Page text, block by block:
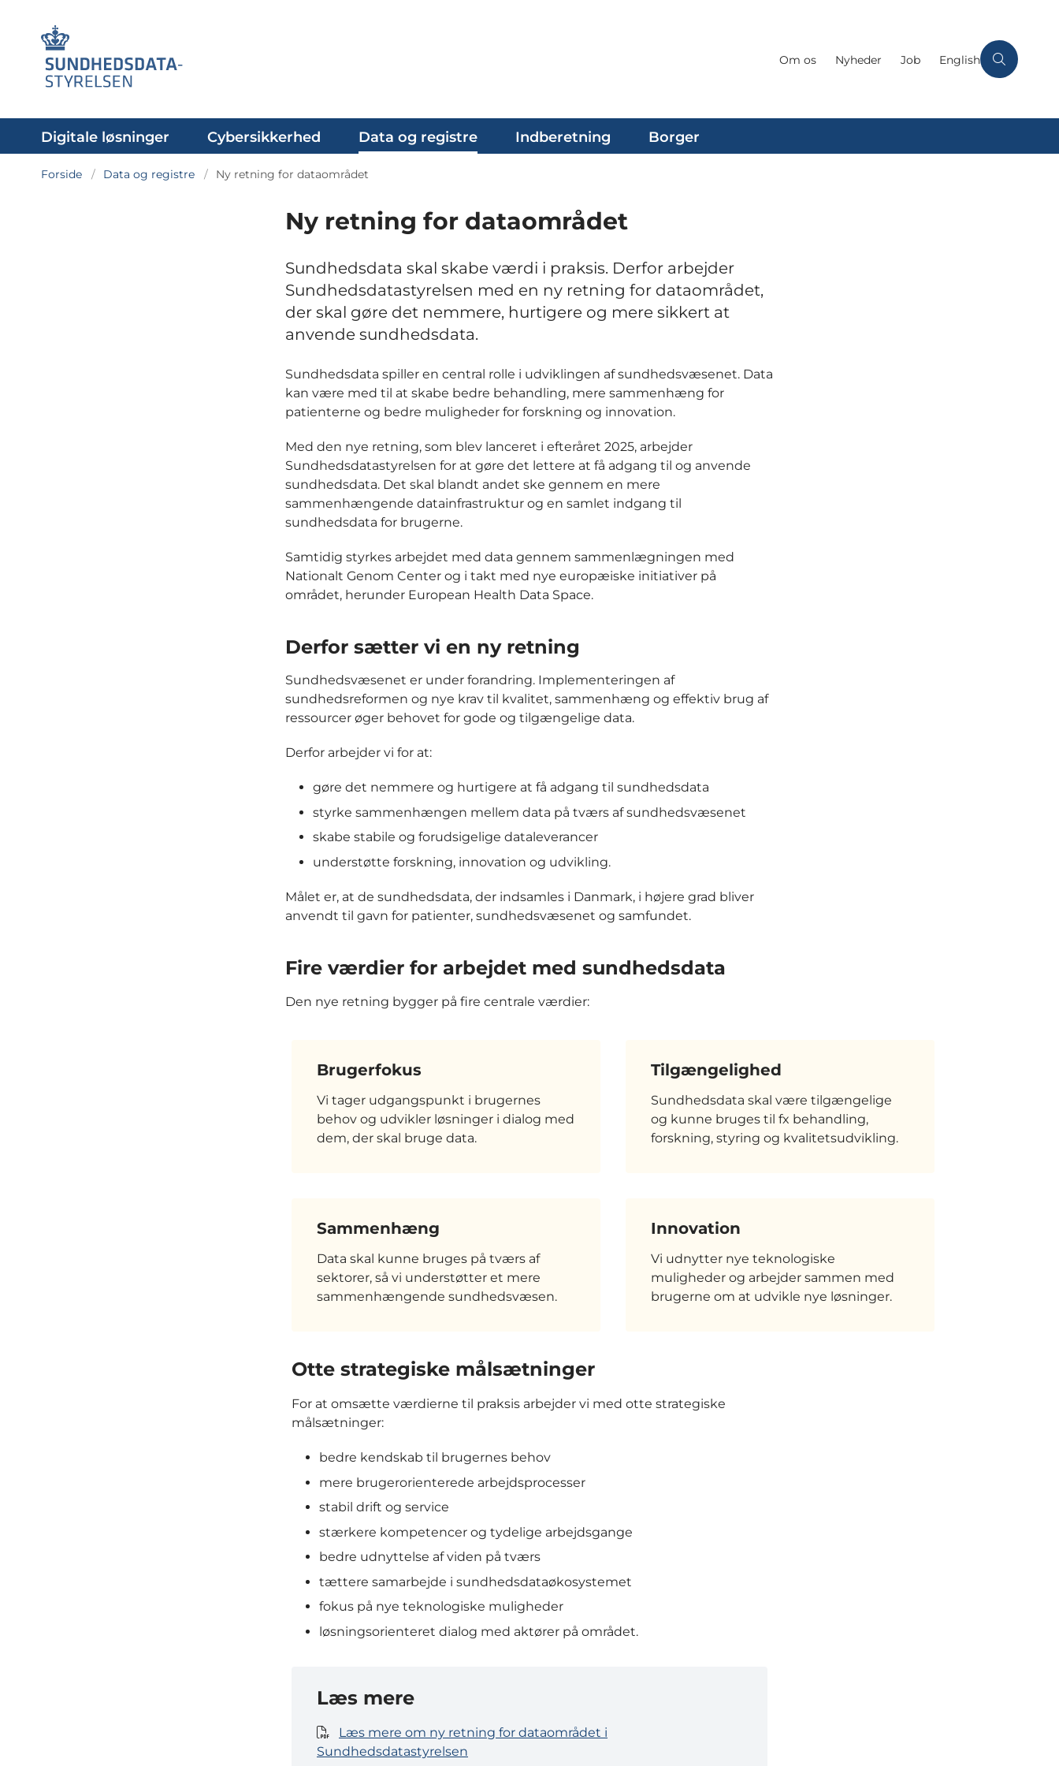
Om os Nyheder Job English
Digitale løsninger Cybersikkerhed Data og registre Indberetning Borger
Forside Data og registre Ny retning for dataområdet
Ny retning for dataområdet
Sundhedsdata skal skabe værdi i praksis. Derfor arbejder
Sundhedsdatastyrelsen med en ny retning for dataområdet,
der skal gøre det nemmere, hurtigere og mere sikkert at
anvende sundhedsdata.
Sundhedsdata spiller en central rolle i udviklingen af sundhedsvæsenet. Data
kan være med til at skabe bedre behandling, mere sammenhæng for
patienterne og bedre muligheder for forskning og innovation.
Med den nye retning, som blev lanceret i efteråret 2025, arbejder
Sundhedsdatastyrelsen for at gøre det lettere at få adgang til og anvende
sundhedsdata. Det skal blandt andet ske gennem en mere
sammenhængende datainfrastruktur og en samlet indgang til
sundhedsdata for brugerne.
Samtidig styrkes arbejdet med data gennem sammenlægningen med
Nationalt Genom Center og i takt med nye europæiske initiativer på
området, herunder European Health Data Space.
Derfor sætter vi en ny retning
Sundhedsvæsenet er under forandring. Implementeringen af
sundhedsreformen og nye krav til kvalitet, sammenhæng og effektiv brug af
ressourcer øger behovet for gode og tilgængelige data.
Derfor arbejder vi for at:
gøre det nemmere og hurtigere at få adgang til sundhedsdata
styrke sammenhængen mellem data på tværs af sundhedsvæsenet
skabe stabile og forudsigelige dataleverancer
understøtte forskning, innovation og udvikling.
Målet er, at de sundhedsdata, der indsamles i Danmark, i højere grad bliver
anvendt til gavn for patienter, sundhedsvæsenet og samfundet.
Fire værdier for arbejdet med sundhedsdata
Den nye retning bygger på fire centrale værdier:
Brugerfokus
Vi tager udgangspunkt i brugernes
behov og udvikler løsninger i dialog med
dem, der skal bruge data.
Tilgængelighed
Sundhedsdata skal være tilgængelige
og kunne bruges til fx behandling,
forskning, styring og kvalitetsudvikling.
Sammenhæng
Data skal kunne bruges på tværs af
sektorer, så vi understøtter et mere
sammenhængende sundhedsvæsen.
Innovation
Vi udnytter nye teknologiske
muligheder og arbejder sammen med
brugerne om at udvikle nye løsninger.
Otte strategiske målsætninger
For at omsætte værdierne til praksis arbejder vi med otte strategiske
målsætninger:
bedre kendskab til brugernes behov
mere brugerorienterede arbejdsprocesser
stabil drift og service
stærkere kompetencer og tydelige arbejdsgange
bedre udnyttelse af viden på tværs
tættere samarbejde i sundhedsdataøkosystemet
fokus på nye teknologiske muligheder
løsningsorienteret dialog med aktører på området.
Læs mere
Læs mere om ny retning for dataområdet i
Sundhedsdatastyrelsen